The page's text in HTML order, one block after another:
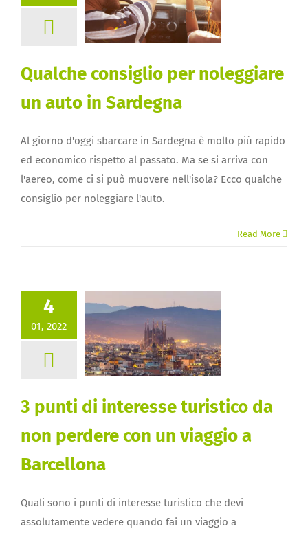
Qualche consiglio per noleggiare
un auto in Sardegna
Al giorno d'oggi sbarcare in Sardegna è molto più rapido
ed economico rispetto al passato. Ma se si arriva con
l'aereo, come ci si può muovere nell'isola? Ecco qualche
consiglio per noleggiare l'auto.
Read More
4
01, 2022
3 punti di interesse turistico da
non perdere con un viaggio a
Barcellona
Quali sono i punti di interesse turistico che devi
assolutamente vedere quando fai un viaggio a